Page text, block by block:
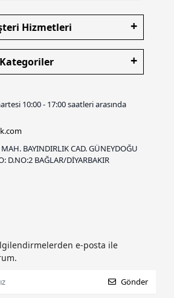
Hizmetleri
Kategoriler
10:00 - 17:00 saatleri arasında
BAYINDIRLIK CAD. GÜNEYDOĞU
D.NO:2 BAĞLAR/DİYARBAKIR
e-posta ile
Gönder